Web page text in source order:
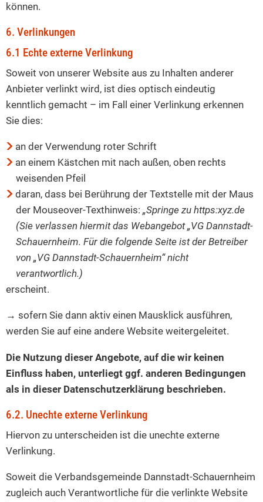
können.
6. Verlinkungen
6.1 Echte externe Verlinkung
Soweit von unserer Website aus zu Inhalten anderer
Anbieter verlinkt wird, ist dies optisch eindeutig
kenntlich gemacht – im Fall einer Verlinkung erkennen
Sie dies:
an der Verwendung roter Schrift
an einem Kästchen mit nach außen, oben rechts
weisenden Pfeil
daran, dass bei Berührung der Textstelle mit der Maus
der Mouseover-Texthinweis:„Springe zu https:xyz.de
(Sie verlassen hiermit das Webangebot „VG Dannstadt-
Schauernheim. Für die folgende Seite ist der Betreiber
von „VG Dannstadt-Schauernheim“ nicht
verantwortlich.)
erscheint.
→ sofern Sie dann aktiv einen Mausklick ausführen,
werden Sie auf eine andere Website weitergeleitet.
Die Nutzung dieser Angebote, auf die wir keinen
Einfluss haben, unterliegt ggf. anderen Bedingungen
als in dieser Datenschutzerklärung beschrieben.
6.2. Unechte externe Verlinkung
Hiervon zu unterscheiden ist die unechte externe
Verlinkung.
Soweit die Verbandsgemeinde Dannstadt-Schauernheim
zugleich auch Verantwortliche für die verlinkte Website